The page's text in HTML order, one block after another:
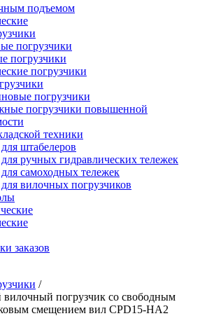
подъемом
погрузчики
погрузчики
погрузчики
погрузчики
погрузчики повышенной
техники
штабелеров
ручных гидравлических тележек
самоходных тележек
вилочных погрузчиков
заказов
/
вилочный погрузчик со свободным
смещением вил CPD15-HA2